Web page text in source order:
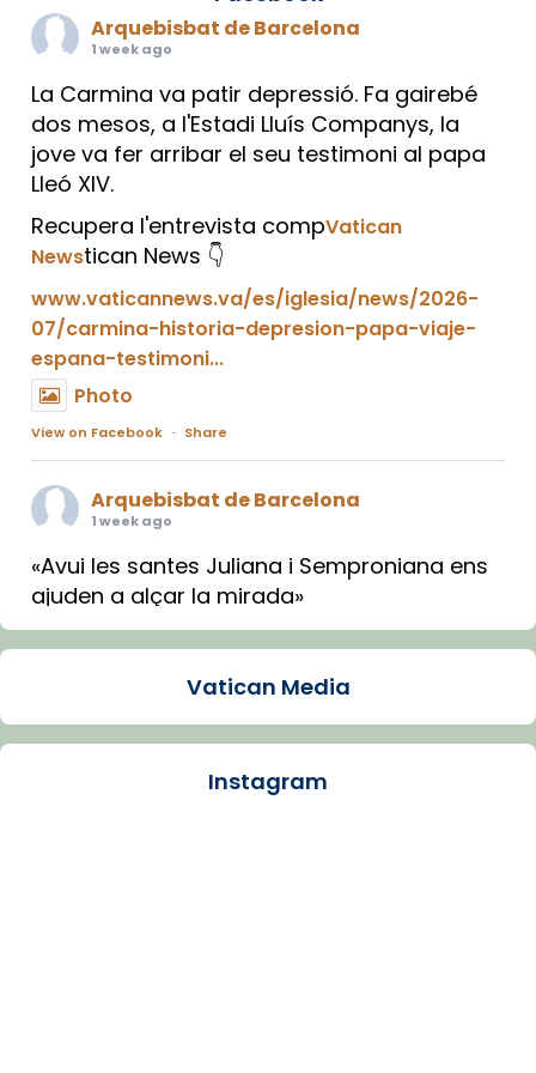
Arquebisbat de Barcelona
1 week ago
La Carmina va patir depressió. Fa gairebé
dos mesos, a l'Estadi Lluís Companys, la
jove va fer arribar el seu testimoni al papa
Lleó XIV.
Recupera l'entrevista compVatican
Newstican News 👇
www.vaticannews.va/es/iglesia/news/2026-
07/carmina-historia-depresion-papa-viaje-
espana-testimoni...
Photo
View on Facebook · Share
Arquebisbat de Barcelona
1 week ago
«Avui les santes Juliana i Semproniana ens
ajuden a alçar la mirada»
Mons. Sergi Gordo, bisbe de Tortosa, ha
Santes de Mataró.
🔗tinyurl.com/cvu5jmbk
Vatican Media
Instagram